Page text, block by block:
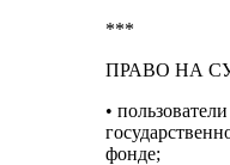
***
ПРАВО НА
•
фонде;